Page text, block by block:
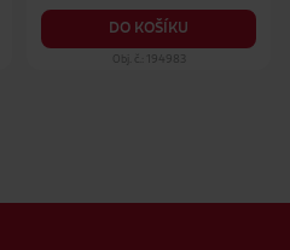
DO KOŠÍKU
Obj. č.: 194983